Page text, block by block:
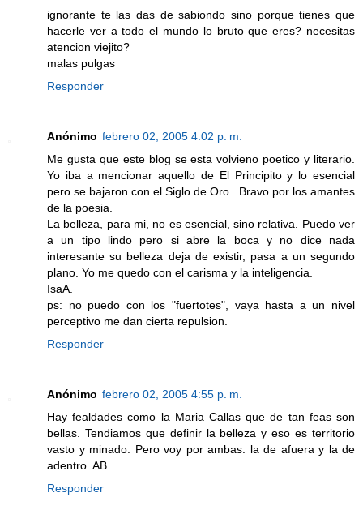
ignorante te las das de sabiondo sino porque tienes que
hacerle ver a todo el mundo lo bruto que eres? necesitas
atencion viejito?
malas pulgas
Responder
Anónimo febrero 02, 2005 4:02 p. m.
Me gusta que este blog se esta volvieno poetico y literario.
Yo iba a mencionar aquello de El Principito y lo esencial
pero se bajaron con el Siglo de Oro...Bravo por los amantes
de la poesia.
La belleza, para mi, no es esencial, sino relativa. Puedo ver
a un tipo lindo pero si abre la boca y no dice nada
interesante su belleza deja de existir, pasa a un segundo
plano. Yo me quedo con el carisma y la inteligencia.
IsaA.
ps: no puedo con los "fuertotes", vaya hasta a un nivel
perceptivo me dan cierta repulsion.
Responder
Anónimo febrero 02, 2005 4:55 p. m.
Hay fealdades como la Maria Callas que de tan feas son
bellas. Tendiamos que definir la belleza y eso es territorio
vasto y minado. Pero voy por ambas: la de afuera y la de
adentro. AB
Responder